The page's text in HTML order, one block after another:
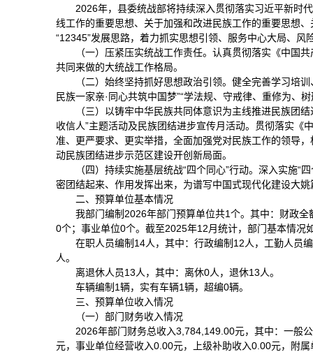
2026年，县委统战部将持续深入贯彻落实习近平新时
线工作的重要思想、关于加强和改进民族工作的重要思想
“12345”发展思路，着力抓实思想引领、服务中心大局、
（一）压紧压实统战工作责任。认真贯彻落实《中国
共同来做的大统战工作格局。
（二）始终坚持抓好思想政治引领。健全完善学习培
民族一家亲·同心共筑中国梦”“学法规、守戒律、重修为、
（三）以铸牢中华民族共同体意识为主线推进民族团
收信人”主题活动及民族团结进步宣传月活动。贯彻落实
准、更严要求、更实举措，全面加强党对民族工作的领导
动民族团结进步示范区建设开创新局面。
（四）持续实施基层统战“四个同心”行动。深入实施
密团结起来、作用发挥出来，为谱写中国式现代化建设大
二、预算单位基本情况
我部门编制2026年部门预算单位共1个。其中：财政
0个；事业单位0个。截至2025年12月统计，部门基本情况
在职人员编制14人，其中：行政编制12人，工勤人员
人。
离退休人员13人，其中：离休0人，退休13人。
车辆编制1辆，实有车辆1辆，超编0辆。
三、预算单位收入情况
（一）部门财务收入情况
2026年部门财务总收入3,784,149.00元，其中：一般
元，事业单位经营收入0.00元，上级补助收入0.00元，附